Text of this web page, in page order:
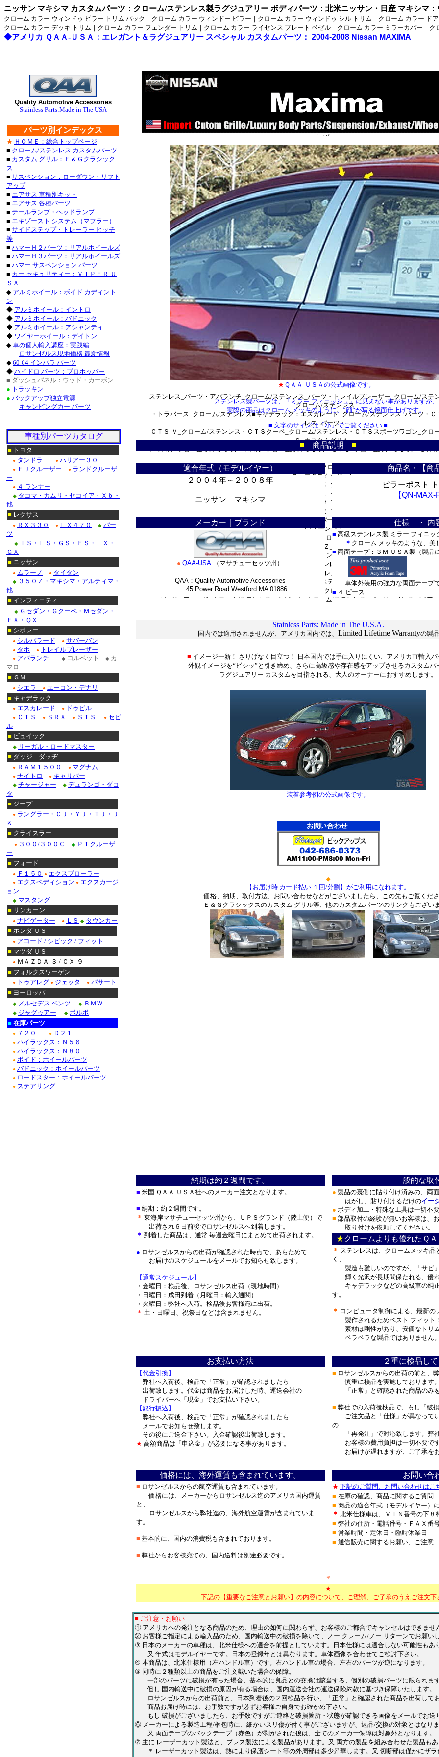
★ ＱＡＡ-ＵＳＡの公式画像です。
ステンレス製パーツは、「ミラー フィニッシュ」に見えない事がありますが、
実際の商品はクローム メッキのように、“顔”が写る鏡面仕上げです。
■ 文字のサイズは「小」でご覧ください ■
■ 商品説明 ■
適合年式（モデルイヤー）
商品名・【商
２００４年～２００８年
ニッサン マキシマ
ピラーポスト
【QN-MAX-
メーカー｜ブランド 仕様 ・ 内
● QAA-USA （マサチューセッツ州）
QAA：Quality Automotive Accessories
45 Power Road Westford MA 01886
■ 高級ステンレス製 ミラー フィニッ
＊ クローム メッキのような、美
■ 両面テープ：３Ｍ ＵＳＡ製（製品
車体外装用の強力な両面テープで
■ ４ ピース
Stainless Parts: Made in The U.S.A.
国内では適用されませんが、アメリカ国内では、 Limited Lifetime Warrantyの製品
■ イメージ一新！ さりげなく目立つ！ 日本国内では手に入りにくい、アメリカ直輸入パ
外観イメージを“ビシッ”と引き締め、さらに高級感や存在感をアップさせるカスタムパ
ラグジュアリー カスタムを目指される、大人のオーナーにおすすめします。
装着参考例の公式画像です。
◆
【お届け時 カード払い １回/分割】がご利用になれます。
価格、納期、取付方法、お問い合わせなどがございましたら、この先もご覧くださ
Ｅ＆Ｇクラシックスのカスタム グリル等、他のカスタムパーツのリンクもございま
納期は約２週間です。
一般的な取
■ 米国 ＱＡＡ ＵＳＡ社へのメーカー注文となります。
■ 納期：約２週間です。
＊ 東海岸マサチューセッツ州から、ＵＰＳグランド（陸上便）で
出荷され６日前後でロサンゼルスへ到着します。
＊ 到着した商品は、通常 毎週金曜日にまとめて出荷されます。
● ロサンゼルスからの出荷が確認された時点で、あらためて
お届けのスケジュールをメールでお知らせ致します。
【通常スケジュール】
・金曜日：検品後、ロサンゼルス出荷（現地時間）
・日曜日：成田到着（月曜日：輸入通関）
・火曜日：弊社へ入荷。検品後お客様宛に出荷。
＊ 土・日曜日、祝祭日などは含まれません。
● 製品の裏側に貼り付け済みの、両
はがし、貼り付けるだけのイー
● ボディ加工・特殊な工具は一切不要
■ 部品取付の経験が無いお客様は、
取り付けを依頼してください。
★クロームよりも優れたＱ
＊ ステンレスは、クロームメッキ品
く、
製造も難しいのですが、「サビ
輝く光沢が長期間保たれる、優れ
キャデラックなどの高級車の純
す。
＊ コンピュータ制御による、最新の
製作されるためベスト フィット！
素材は剛性があり、安価なトリム
ペラペラな製品ではありません。
お支払い方法
２重に検品して
【代金引換】
弊社へ入荷後、検品で「正常」が確認されましたら
出荷致します。代金は商品をお届けした時、運送会社の
ドライバーへ「現金」でお支払い下さい。
【銀行振込】
弊社へ入荷後、検品で「正常」が確認されましたら
メールでお知らせ致します。
その後にご送金下さい。入金確認後出荷致します。
★ 高額商品は「申込金」が必要になる事があります。
■ ロサンゼルスからの出荷の前と、
慎重に検品を実施しております。
「正常」と確認された商品のみを
■ 弊社での入荷後検品で、もし「破
ご注文品と「仕様」が異なって
の
「再発注」で対応致します。弊社
お客様の費用負担は一切不要です
お届けが遅れますが、ご了承を
価格には、海外運賃も含まれています。
お問い合
■ ロサンゼルスからの航空運賃も含まれています。
価格には、メーカーからロサンゼルス迄のアメリカ国内運賃
と、
ロサンゼルスから弊社迄の、海外航空運賃が含まれていま
す。
■ 基本的に、国内の消費税も含まれております。
■ 弊社からお客様宛ての、国内送料は別途必要です。
★ 下記のご質問、お問い合わせはこ
■ 在庫の確認、商品に関するご質問
■ 商品の適合年式（モデルイヤー）
＊ 北米仕様車は、ＶＩＮ番号の下８
■ 弊社の住所・電話番号・ＦＡＸ番
■ 営業時間・定休日・臨時休業日
■ 通信販売に関するお願い、ご注意
*
★
下記の【重要なご注意とお願い】の内容について、ご理解、ご了承のうえご注文下
■ ご注意・お願い
① アメリカへの発注となる商品のため、理由の如何に関わらず、お客様のご都合でキャンセルはできませ
② お客様ご指定による輸入品のため、国内輸送中の破損を除いて、ノー クレーム/ノー リターンでお願いし
③ 日本のメーカーの車種は、北米仕様への適合を前提としています。日本仕様には適合しない可能性もあ
又 年式はモデルイヤーです。日本の登録年とは異なります。車体画像を合わせてご検討下さい。
④ 本商品は、北米仕様用（左ハンドル車）です。右ハンドル車の場合、左右のパーツが逆になります。
⑤ 同時に２種類以上の商品をご注文戴いた場合の保障。
一部のパーツに破損が有った場合、基本的に良品との交換は該当する、個別の破損パーツに限られます
但し 国内輸送中に破損の原因が有る場合は、国内運送会社の運送保険約款に基づき保障いたします。
ロサンゼルスからの出荷前と、日本到着後の２回検品を行い、「正常」と確認された商品を出荷してお
商品お届け時には、お手数ですが必ずお客様ご自身でお確かめ下さい。
もし 破損がございましたら、お手数ですがご連絡と破損箇所・状態が確認できる画像をメールでお送
⑥ メーカーによる製造工程/梱包時に、細かいスリ傷が付く事がございますが、返品/交換の対象とはなりま
又 両面テープのバックテープ（赤色）が剥がされた後は、全てのメーカー保障は対象外となります。
⑦ 主に レーザーカット製法と、プレス製法による製品があります。又 両方の製品を組み合わせた製品もあ
＊ レーザーカット製法は、熱により保護シート等の外周部は多少昇華します。又 切断部は僅かにザラ
■クライスラー：３００_クローム/ステンレス・３００Ｃ_クローム/ステンレス_パーツ・３００ツー
ム/ステンレス_
・３００Ｍ_クローム/ステンレス・ＰＴクルーザー_クローム/ステンレス・アスペン_クローム/ステ
ローム/ステンレス・
セブリング_クローム/ステンレス■ダッジ：ラム_クローム/ステンレス・デュランゴ_クローム/ステン
ーム/ステンレス・
デュランゴ_クローム/ステンレス・ダコタ_クローム/ステンレス・ナイトロ_クローム/ステンレス・キ
テンレス
・チャージャー_クローム/ステンレス・チャレンジャー_クローム/ステンレス■ジープ：ラングラー_
レス・
グランドチェロキー_クローム/ステンレス・チェロキー_カスタム_グリル・コマンダー_クローム/ス
トヨタ：
タンドラ_クローム/ステンレス_パーツ・タコマ_クローム/ステンレス_パーツ・ＦＪ_クルーザー_ク
ーツ・
サーフ_クローム/ステンレス_パーツ・４ランナー_クローム/ステンレス_パーツ・bB_クローム/ステ
ー_
クローム/ステンレス_パーツ・カムリ_クローム/ステンレス_パーツ・ハイランダー_クローム/ステン
ガー_クローム/
ステンレス_パーツ・ランドクルーザー_クローム/ステンレス_パーツ・ヴィッツ_クローム/ステンレ
ステンレス_パーツ・カローラ_クローム/ステンレス_パーツ・セコイヤ_クローム/ステンレス_パーツ
■レクサス：ＩＳ_２５０/３５０_クローム/ステンレス_パーツ・ＲＸ３５０_クローム/ステンレス_パ
スタム_グリル・ＬＸ５７０_クローム
/ステンレス_パーツ・ＧＸ_カスタム_グリル・ＲＸ３３０_クローム/ステンレス・ＬＳ４６０_クロ
３５０_クローム/ステンレス・
ＧＳ４６０_クローム/ステンレス■シボレー：サバーバン_クローム/ステンレス_パーツ・タホ_クロ
バラード_クローム/
ステンレス_パーツ・アバランチ_クローム/ステンレス_パーツ・トレイルブレーザー_クローム/ステ
_クローム/ステンレス_
・トラバース_クローム/ステンレス■キャデラック：エスカレード_クローム/ステンレス_パーツ・
レス_パーツ・
ＣＴＳ-Ｖ_クローム/ステンレス・ＣＴＳクーペ_クローム/ステンレス・ＣＴＳスポーツワゴン_クロ
Ｓ_カスタムグリル・
ドゥビル_クローム/ステンレス・セビル_クローム/ステンレス・ＳＴＳ_クローム/ステンレス・ＳＲ
Ｆ１５０_クローム/ステンレス_パーツ・エクスプローラー_クローム/ステンレス・エクスペディショ
ス・エクスカージョン_
クローム/ステンレス・マスタング_クローム/ステンレス・エスケープ_クローム/ステンレス・フレッ
レス・フュージョン_
クローム/ステンレス■リンカーン：ナビゲーター_クローム/ステンレス・ＬＳ_カスタム・ＭＫＺ_・
テンレス・タウンカー_
クロームパーツ■ニッサン：ムラーノ_クローム/ステンレス_パーツ・タイタン_クローム/ステンレス
ム/ステンレス_
・テラノ_クローム/ステンレス_パーツ・エクストレール_クローム/ステンレス_パーツ・エクステ
ス・３５０Ｚ_クローム
/ステンレス_パーツ・フーガ_クローム/ステンレス_パーツ■インフィニティ：Ｇ３５_クローム/ステ
ム/ステンレス・
Ｍ３５_クローム/ステンレス_パーツ・ＦＸ_クローム/ステンレス_パーツ・ＥＸ_クローム/ステンレ
クローム/ステンレス_
■ハマー_Ｈ２/Ｈ３_クローム/ステンレス
■ホンダ：アコード_クローム/ステンレス・シビック_クローム/ステンレス_パーツ・インスパイア_
ステンレス製カスタムパーツ、クローム_メッキ製カスタムパーツ
ステンレス・クローム製ウィンドゥ_ピラー_トリム_パック、ステンレス・
ステンレス・クローム製ドア_サイド_モール_セット、ステンレス・クロ
カバー。
Quality Automotive Accessories
Stainless Parts:Made in The USA
パーツ別インデックス
★ ＨＯＭＥ：総合トップページ
■ クローム/ステンレス カスタムパーツ
■ カスタム グリル：Ｅ＆Ｇクラシック
ス
■ サスペンション：ローダウン・リフト
アップ
■ エアサス 車種別キット
■ エアサス 各種パーツ
■ テールランプ・ヘッドランプ
■ エキゾースト システム（マフラー）
■ サイドステップ・トレーラー ヒッチ
等
■ ハマーＨ２パーツ：リアルホイールズ
■ ハマーＨ３パーツ：リアルホイールズ
■ ハマー サスペンション パーツ
■ カー セキュリティー：ＶＩＰＥＲ Ｕ
ＳＡ
◆ アルミホイール：ボイド カディント
ン
◆ アルミホイール：イントロ
◆ アルミホイール：バドニック
◆ アルミホイール：アシャンティ
◆ ワイヤーホイール：デイトン
◆ 車の個人輸入講座：実践編
ロサンゼルス現地価格 最新情報
◆ 60-64 インパラ パーツ
◆ ハイドロ パーツ：プロホッパー
■ ダッシュパネル：ウッド・カーボン
● トラッキン
● バックアップ独立電源
キャンピングカー パーツ
車種別パーツカタログ
■ トヨタ
● タンドラ ● ハリアー３０
● ＦＪクルーザー ● ランドクルーザ
ー
● ４ ランナー
◆ タコマ・カムリ・セコイア・Ｘｂ・
他
■ レクサス
● ＲＸ３３０ ● ＬＸ４７０ ◆ パー
ツ
◆
ＩＳ・ＬＳ・ＧＳ・ＥＳ・ＬＸ・
ＧＸ
■ ニッサン
● ムラーノ ● タイタン
◆ ３５０Ｚ・マキシマ・アルティマ・
他
■ インフィニティ
◆ Ｇセダン・Ｇクーペ・Ｍセダン・
ＦＸ・ＱＸ
■ シボレー
● シルバラード ● サバーバン
● タホ ● トレイルブレーザー
● アバランチ ◆ コルベット ◆ カ
マロ
■ ＧＭ
● シエラ ● ユーコン・デナリ
■ キャデラック
● エスカレード ● ドゥビル
● ＣＴＳ ● ＳＲＸ ● ＳＴＳ ● セビ
ル
■ ビュイック
◆ リーガル・ロードマスター
■ ダッジ ダッヂ
● ＲＡＭ１５００ ● マグナム
● ナイトロ ● キャリバー
◆ チャージャー ◆ デュランゴ・ダコ
タ
■ ジープ
● ラングラー・ＣＪ・ＹＪ・ＴＪ・Ｊ
Ｋ
■ クライスラー
● ３００/３００Ｃ ◆ ＰＴクルーザ
ー
■ フォード
● Ｆ１５０ ● エクスプローラー
● エクスペディション ● エクスカージ
ョン
◆ マスタング
■ リンカーン
● ナビゲーター ● ＬＳ ◆ タウンカー
■ ホンダ ＵＳ
● アコード / シビック / フィット
■ マツダ ＵＳ
● ＭＡＺＤＡ-３ / ＣＸ-９
■ フォルクスワーゲン
● トゥアレグ ● ジェッタ ● パサート
■ ヨーロッパ
◆ メルセデス ベンツ ◆ ＢＭＷ
◆ ジャグゥアー ◆ ボルボ
■ 在庫パーツ
● ７２０ ● Ｄ２１
● ハイラックス：Ｎ５６
● ハイラックス：Ｎ８０
● ボイド：ホイールパーツ
● バドニック：ホイールパーツ
● ロードスター：ホイールパーツ
● ステアリング
ニッサン マキシマ カスタムパーツ：クローム/ステンレス製ラグジュアリー ボディパーツ ： 北米ニッサン・日産 マキシマ
クローム カラー ウィンドゥ ピラー トリム パック｜クローム カラー ウィンドー ピラー｜クローム カラー ウィンドゥ シル トリム｜クローム カラー ド
クローム カラー デッキ トリム｜クローム カラー フェンダー トリム｜クローム カラー ライセンス プレート ベゼル｜クローム カラー ミラーカバー｜ク
◆アメリカ ＱＡＡ-ＵＳＡ：エレガント＆ラグジュアリー スペシャル カスタムパーツ： 2004-2008 Nissan MAXIMA